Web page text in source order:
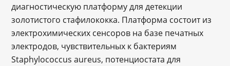
диагностическую платформу для детекции
золотистого стафилококка. Платформа состоит из
электрохимических сенсоров на базе печатных
электродов, чувствительных к бактериям
Staphylococcus aureus, потенциостата для